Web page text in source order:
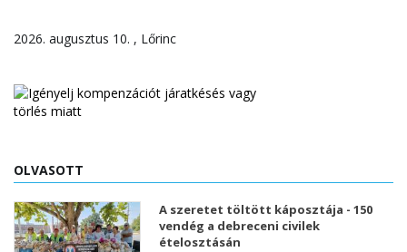
2026. augusztus 10. , Lőrinc
OLVASOTT
A szeretet töltött káposztája - 150
vendég a debreceni civilek
ételosztásán